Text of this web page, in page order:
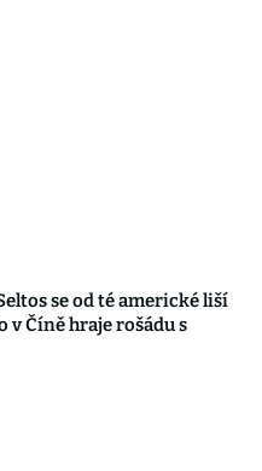
se od té americké liší
v Číně hraje rošádu s